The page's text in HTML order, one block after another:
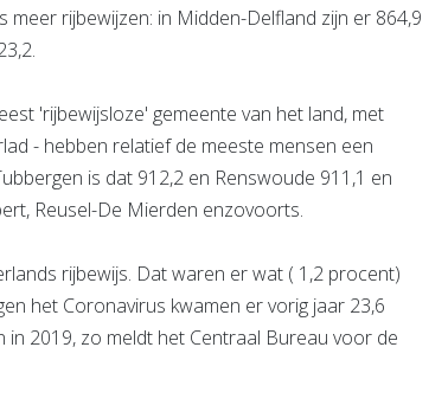
rijbewijzen: in Midden-Delfland zijn er 864,9
'rijbewijsloze' gemeente van het land, met
- hebben relatief de meeste mensen een
is dat 912,2 en Renswoude 911,1 en
Reusel-De Mierden enzovoorts.
rijbewijs. Dat waren er wat ( 1,2 procent)
het Coronavirus kwamen er vorig jaar 23,6
2019, zo meldt het Centraal Bureau voor de